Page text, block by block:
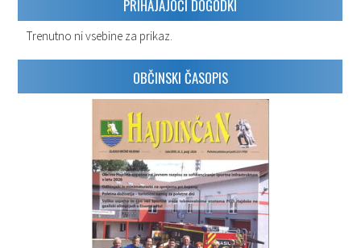
PRIHAJAJOČI DOGODKI
Trenutno ni vsebine za prikaz.
OBČINSKI ČASOPIS